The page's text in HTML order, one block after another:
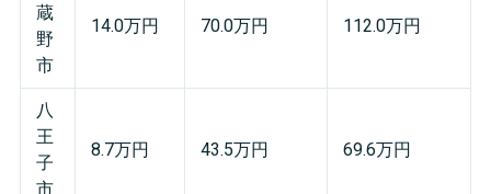
蔵
野
市
14.0万円 70.0万円 112.0万円
八
王
子
市
8.7万円 43.5万円 69.6万円